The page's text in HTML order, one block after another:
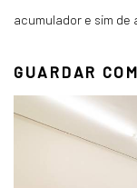
acumulador e sim de
GUARDAR